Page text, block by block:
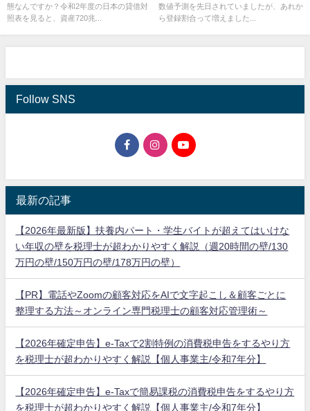
態なんですか？令和2年度の日本の貸借対
照表を見ると、資産720兆...
数値予測を先日されていましたが、あれか
ら登録割合って増えました...
Follow SNS
最新の記事
【2026年最新版】扶養内パート・学生バイトが超えてはいけな
い年収の壁を税理士が超わかりやすく解説（週20時間の壁/130
万円の壁/150万円の壁/178万円の壁）
【PR】電話やZoomの顧客対応をAIで文字起こし＆顧客ごとに
整理する方法～オンライン専門税理士の顧客対応管理術～
【2026年確定申告】e-Taxで2割特例の消費税申告をするやり方
を税理士が超わかりやすく解説【個人事業主/令和7年分】
【2026年確定申告】e-Taxで簡易課税の消費税申告をするやり方
を税理士が超わかりやすく解説【個人事業主/令和7年分】